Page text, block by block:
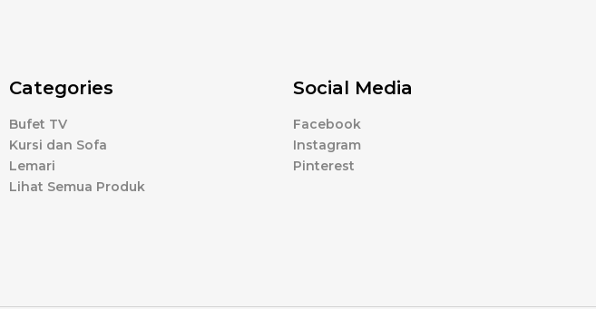
Categories
Bufet TV
Kursi dan Sofa
Lemari
Lihat Semua Produk
Social Media
Facebook
Instagram
Pinterest